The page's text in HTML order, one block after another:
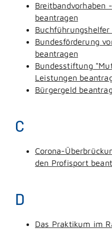
Breitbandvorhaben
beantragen
Buchführungshelfer
Bundesförderung
beantragen
Bundesstiftung
Leistungen
Bürgergeld
C
Corona-
den Profisport
D
Das Praktikum im